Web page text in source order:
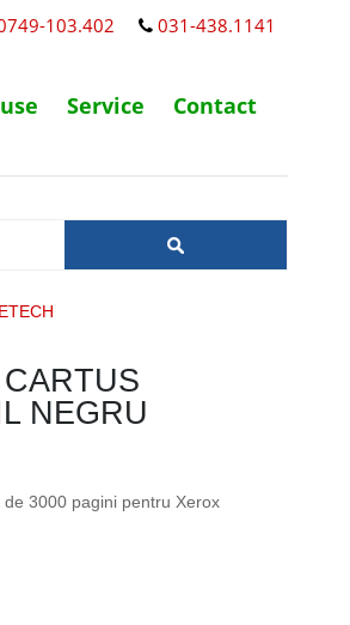
031-438.1141
103.402
Service Contact
NEGRU
3000 pagini pentru Xerox